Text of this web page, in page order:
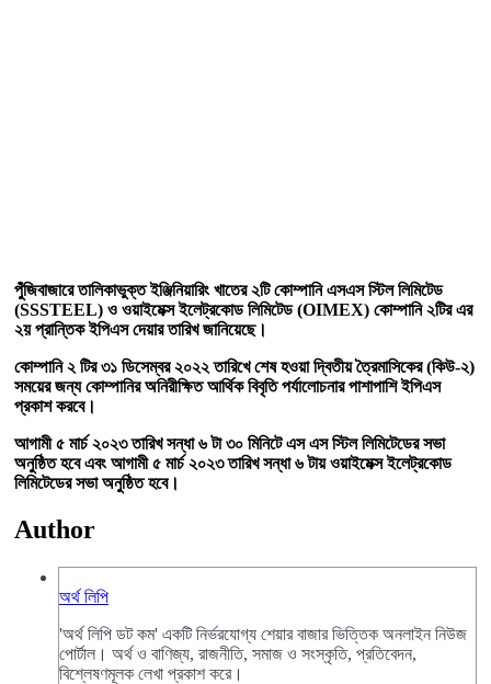
পুঁজিবাজারে তালিকাভুক্ত ইঞ্জিনিয়ারিং খাতের ২টি কোম্পানি এসএস স্টিল লিমিটেড
(SSSTEEL) ও ওয়াইমেক্স ইলেট্রকোড লিমিটেড (OIMEX) কোম্পানি ২টির এর
২য় প্রান্তিক ইপিএস দেয়ার তারিখ জানিয়েছে।
কোম্পানি ২ টির ৩১ ডিসেম্বর ২০২২ তারিখে শেষ হওয়া দ্বিতীয় ত্রৈমাসিকের (কিউ-২)
সময়ের জন্য কোম্পানির অনিরীক্ষিত আর্থিক বিবৃতি পর্যালোচনার পাশাপাশি ইপিএস
প্রকাশ করবে।
আগামী ৫ মার্চ ২০২৩ তারিখ সন্ধা ৬ টা ৩০ মিনিটে এস এস স্টিল লিমিটেডের সভা
অনুষ্ঠিত হবে এবং আগামী ৫ মার্চ ২০২৩ তারিখ সন্ধা ৬ টায় ওয়াইমেক্স ইলেট্রকোড
লিমিটেডের সভা অনুষ্ঠিত হবে।
Author
অর্থ লিপি
'অর্থ লিপি ডট কম' একটি নির্ভরযোগ্য শেয়ার বাজার ভিত্তিক অনলাইন নিউজ
পোর্টাল। অর্থ ও বাণিজ্য, রাজনীতি, সমাজ ও সংস্কৃতি, প্রতিবেদন,
বিশ্লেষণমূলক লেখা প্রকাশ করে।